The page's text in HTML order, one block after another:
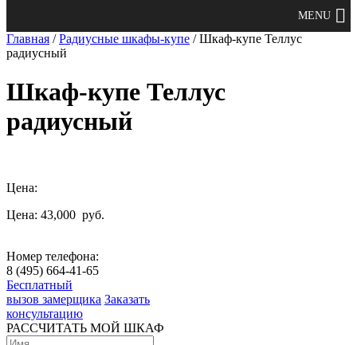
Главная /Радиусные шкафы-купе / Шкаф-купе Теллус
радиусный
Шкаф-купе Теллус
радиусный
Цена:
Цена: 43,000 руб.
Номер телефона:
8 (495) 664-41-65
Бесплатный
вызов замерщика Заказать
консультацию
РАССЧИТАТЬ МОЙ ШКАФ